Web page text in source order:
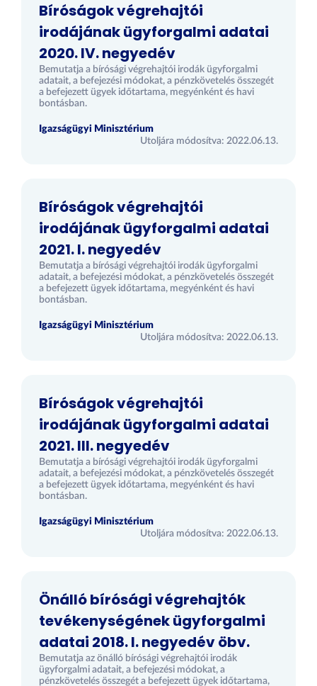
Bíróságok végrehajtói
irodájának ügyforgalmi adatai
2020. IV. negyedév
Bemutatja a bírósági végrehajtói irodák ügyforgalmi
adatait, a befejezési módokat, a pénzkövetelés összegét
a befejezett ügyek időtartama, megyénként és havi
bontásban.
Igazságügyi Minisztérium
Utoljára módosítva: 2022.06.13.
Bíróságok végrehajtói
irodájának ügyforgalmi adatai
2021. I. negyedév
Bemutatja a bírósági végrehajtói irodák ügyforgalmi
adatait, a befejezési módokat, a pénzkövetelés összegét
a befejezett ügyek időtartama, megyénként és havi
bontásban.
Igazságügyi Minisztérium
Utoljára módosítva: 2022.06.13.
Bíróságok végrehajtói
irodájának ügyforgalmi adatai
2021. III. negyedév
Bemutatja a bírósági végrehajtói irodák ügyforgalmi
adatait, a befejezési módokat, a pénzkövetelés összegét
a befejezett ügyek időtartama, megyénként és havi
bontásban.
Igazságügyi Minisztérium
Utoljára módosítva: 2022.06.13.
Önálló bírósági végrehajtók
tevékenységének ügyforgalmi
adatai 2018. I. negyedév öbv.
Bemutatja az önálló bírósági végrehajtói irodák
ügyforgalmi adatait, a befejezési módokat, a
pénzkövetelés összegét a befejezett ügyek időtartama,